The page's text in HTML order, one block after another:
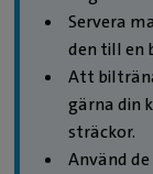
Servera
den till en
Att
gärna din
sträckor.
Använd